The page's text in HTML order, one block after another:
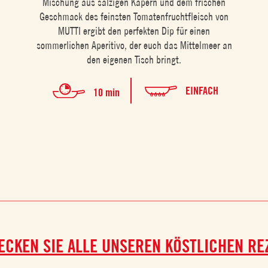
Geschmack des feinsten Tomatenfruchtfleisch von
MUTTI ergibt den perfekten Dip für einen
sommerlichen Aperitivo, der euch das Mittelmeer an
den eigenen Tisch bringt.
10 min EINFACH
SIE ALLE UNSEREN KÖSTLICHEN